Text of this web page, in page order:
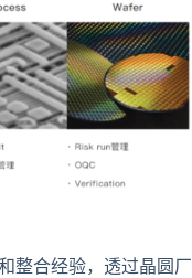
整合经验，透过晶圆厂